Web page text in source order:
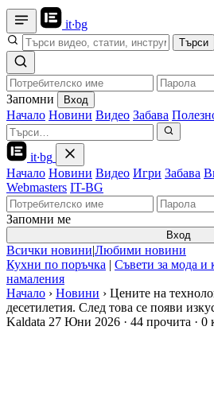
it·bg
Търси
Запомни Вход
Начало Новини Видео Забава
it·bg
Начало Новини Видео Игри Забава
Webmasters IT-BG
Запомни ме
Вход
Всички новини|Любими новини
Кухни по поръчка | Съвети за мода и
намаления
Начало › Новини › Цените на
десетилетия. След това се появи
Kaldata 27 Юни 2026 · 44 прочита · 0